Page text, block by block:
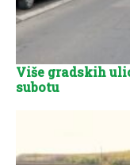
Više gradskih
subotu